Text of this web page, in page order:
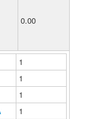
0.00
1
1
1
1